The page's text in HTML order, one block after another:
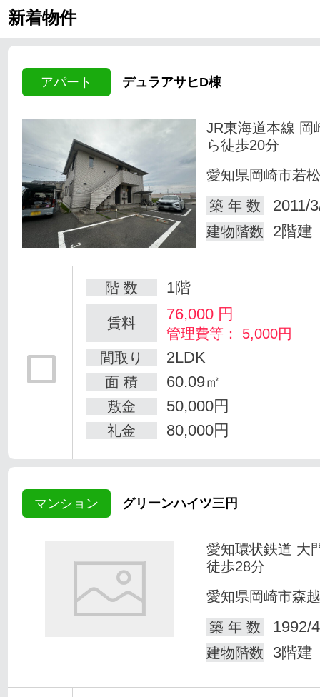
新着物件
アパート デュラアサヒD棟
JR東海道本線 岡
ら徒歩20分
愛知県岡崎市若
築 年 数
2011/
建物階数 2階建
階 数 1階
賃料 76,000 円
管理費等： 5,000円
間取り
2LDK
面 積 60.09㎡
敷金 50,000円
礼金 80,000円
マンション グリーンハイツ三円
愛知環状鉄道 大
徒歩28分
愛知県岡崎市森
築 年 数
1992/
建物階数 3階建